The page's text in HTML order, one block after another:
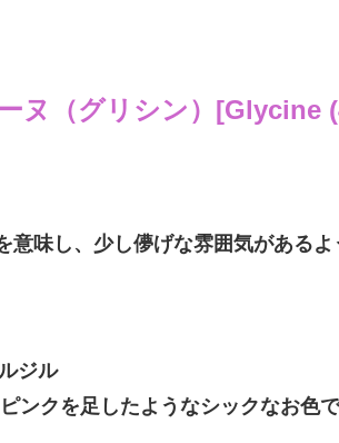
ヌ（グリシン） [Glycine
意味し、少し儚げな雰囲気があるよ
ジル
ンクを足したようなシックなお色で